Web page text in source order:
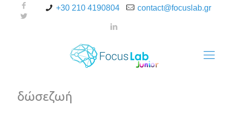
+30 210 4190804 contact@focuslab.gr
δώσεζωή